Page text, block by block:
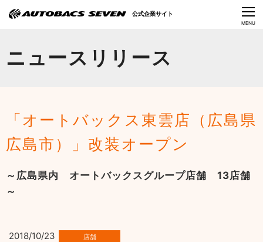
CLOSE
MENU
ニュースリリース
「オートバックス東雲店（広島県
広島市）」改装オープン
～広島県内 オートバックスグループ店舗 13店舗
～
2018/10/23
公式企業サイト
サステナビリティ
Language